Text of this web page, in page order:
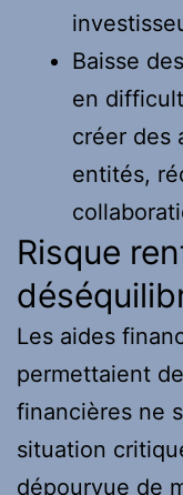
Baisse
en
créer des
entités,
Risque
Les aides
permettaient
financières ne
situation
dépourvue de